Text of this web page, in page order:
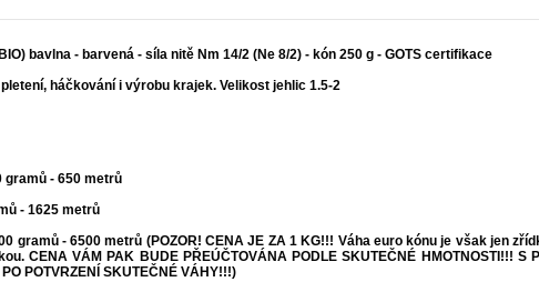
bavlna - barvená - síla nitě Nm 14/2 (Ne 8/2) - kón 250 g - GOTS certifikace
háčkování i výrobu krajek. Velikost jehlic 1.5-2
gramů - 650 metrů
- 1625 metrů
gramů - 6500 metrů (POZOR! CENA JE ZA 1 KG!!! Váha euro kónu je však jen
CENA VÁM PAK BUDE PŘEÚČTOVÁNA PODLE SKUTEČNÉ HMOTNOSTI!!! S
POTVRZENÍ SKUTEČNÉ VÁHY!!!)